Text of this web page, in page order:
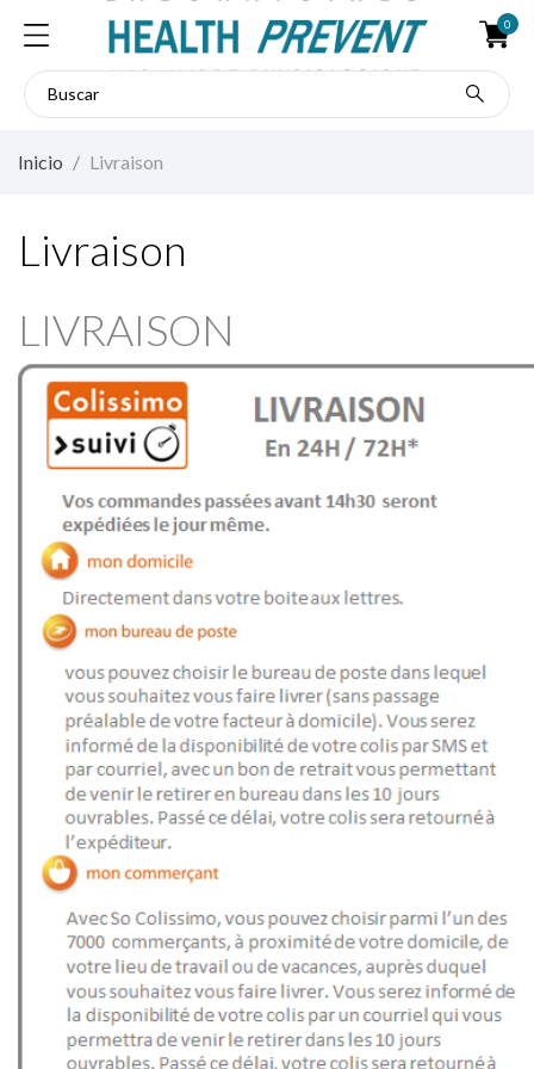
0
Inicio Livraison
Livraison
LIVRAISON